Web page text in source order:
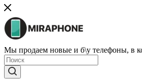
Мы продаем новые и б\у телефоны, в